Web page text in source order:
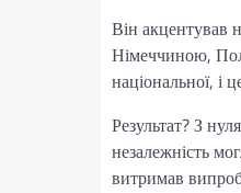
Він акцентував
Німеччиною,
національної, і
Результат? З
незалежність
витримав